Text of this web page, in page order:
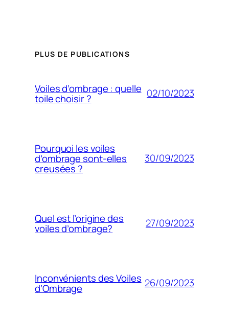
PLUS DE PUBLICATIONS
Voiles d’ombrage : quelle
toile choisir ? 02/10/2023
Pourquoi les voiles
d’ombrage sont-elles
creusées ?
30/09/2023
Quel est l’origine des
voiles d’ombrage? 27/09/2023
Inconvénients des Voiles
d’Ombrage 26/09/2023